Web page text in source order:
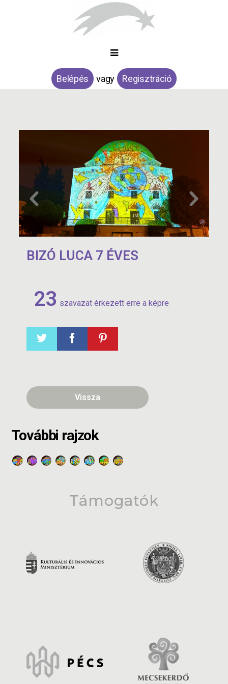
Belépés vagy Regisztráció
BIZÓ LUCA 7 ÉVES
23 szavazat érkezett erre a képre
Vissza
További rajzok
Támogatók